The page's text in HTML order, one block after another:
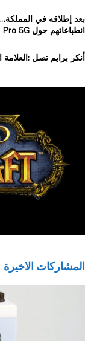
بعد إطلاقه في المملكة…
انطباعاتهم حول TECNO POVA 8 Pro 5G
أنكر برايم تصل
المشاركات الاخيرة